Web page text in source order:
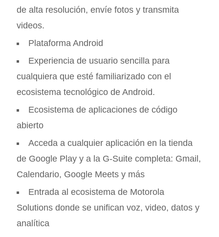
de alta resolución, envíe fotos y transmita
videos.
Plataforma Android
Experiencia de usuario sencilla para
cualquiera que esté familiarizado con el
ecosistema tecnológico de Android.
Ecosistema de aplicaciones de código
abierto
Acceda a cualquier aplicación en la tienda
de Google Play y a la G-Suite completa: Gmail,
Calendario, Google Meets y más
Entrada al ecosistema de Motorola
Solutions donde se unifican voz, video, datos y
analítica